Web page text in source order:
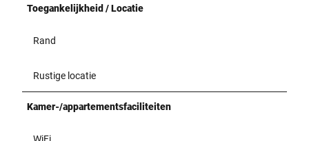
Toegankelijkheid / Locatie
Rand
Rustige locatie
Kamer-/appartementsfaciliteiten
WiFi